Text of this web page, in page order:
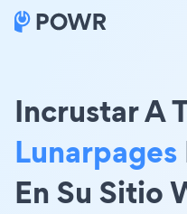
Incrustar A
Lunarpages
En Su Sitio